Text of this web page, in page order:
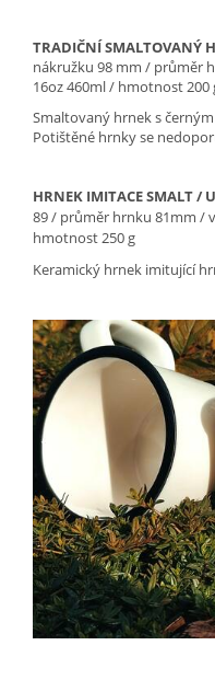
TRADIČNÍ SMALTOVANÝ
nákružku 98 mm / průměr
16oz 460ml / hmotnost 200
Smaltovaný hrnek s
Potištěné hrnky se
HRNEK IMITACE SMALT /
89 / průměr hrnku 81mm /
hmotnost 250 g
Keramický hrnek imitující